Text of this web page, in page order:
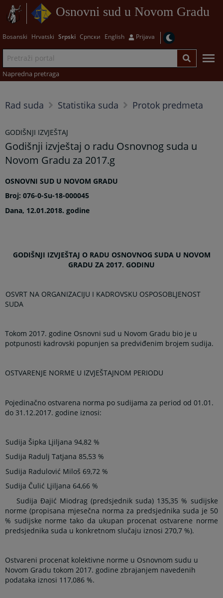
Osnovni sud u Novom Gradu
Bosanski Hrvatski Srpski Српски English Prijava
Napredna pretraga
Rad suda Statistika suda Protok predmeta
GODIŠNJI IZVJEŠTAJ
Godišnji izvještaj o radu Osnovnog suda u
Novom Gradu za 2017.g
OSNOVNI SUD U NOVOM GRADU
Broj: 076-0-Su-18-000045
Dana, 12.01.2018. godine
GODIŠNJI IZVJEŠTAJ O RADU OSNOVNOG SUDA U NOVOM
GRADU ZA 2017. GODINU
OSVRT NA ORGANIZACIJU I KADROVSKU OSPOSOBLJENOST
SUDA
Tokom 2017. godine Osnovni sud u Novom Gradu bio je u
potpunosti kadrovski popunjen sa predviđenim brojem sudija.
OSTVARENJE NORME U IZVJEŠTAJNOM PERIODU
Pojedinačno ostvarena norma po sudijama za period od 01.01.
do 31.12.2017. godine iznosi:
Sudija Šipka Ljiljana 94,82 %
Sudija Radulj Tatjana 85,53 %
Sudija Radulović Miloš 69,72 %
Sudija Čulić Ljiljana 64,66 %
Sudija Đajić Miodrag (predsjednik suda) 135,35 % sudijske
norme (propisana mjesečna norma za predsjednika suda je 50
% sudijske norme tako da ukupan procenat ostvarene norme
predsjednika suda u konkretnom slučaju iznosi 270,7 %).
Ostvareni procenat kolektivne norme u Osnovnom sudu u
Novom Gradu tokom 2017. godine zbrajanjem navedenih
podataka iznosi 117,086 %.